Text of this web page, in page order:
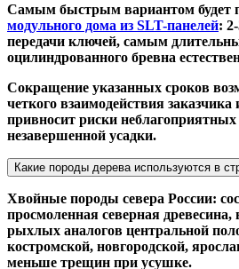
Самым быстрым вариантом будет
модульного дома из SLT-панелей:
передачи ключей, самым
оцилиндрованного бревна
Сокращение указанных сроков
четкого взаимодействия
привносит риски неблагоприятных
незавершенной усадки.
Какие породы дерева используются в
Хвойные породы севера России:
просмоленная северная древесина,
рыхлых аналогов центральной
костромской, новгородской,
меньше трещин при усушке.